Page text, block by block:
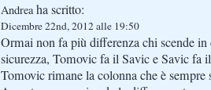
Andreaha scritto:
Dicembre 22nd, 2012 alle 19:50
Ormai non fa più differenza chi scende
sicurezza, Tomovic fa il Savic e Savic fa
Tomovic rimane la colonna che è sempre